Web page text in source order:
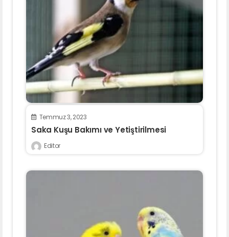
Temmuz 3, 2023
Saka Kuşu Bakımı ve Yetiştirilmesi
Editor